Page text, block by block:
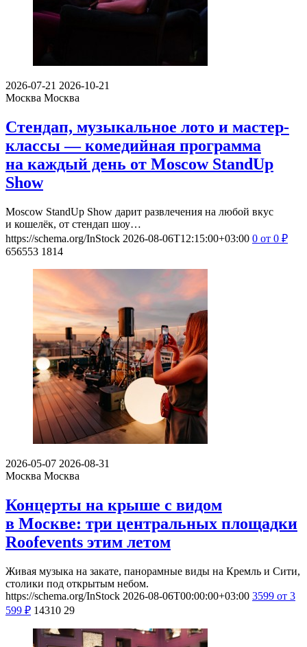
2026-07-21 2026-10-21
Москва Москва
Стендап, музыкальное лото и мастер-
классы — комедийная программа
на каждый день от Moscow StandUp
Show
Moscow StandUp Show дарит развлечения на любой вкус
и кошелёк, от стендап шоу…
https://schema.org/InStock 2026-08-06T12:15:00+03:00 0 от 0 ₽
656553 1814
2026-05-07 2026-08-31
Москва Москва
Концерты на крыше с видом
в Москве: три центральных площадки
Roofevents этим летом
Живая музыка на закате, панорамные виды на Кремль и Сити,
столики под открытым небом.
https://schema.org/InStock 2026-08-06T00:00:00+03:00 3599 от 3
599 ₽ 14310 29